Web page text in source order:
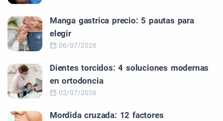
Manga gastrica precio: 5 pautas para
elegir
06/07/2026
Dientes torcidos: 4 soluciones modernas
en ortodoncia
02/07/2026
Mordida cruzada: 12 factores